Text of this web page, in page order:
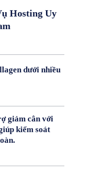
Hosting Uy
dưới nhiều
giảm cân với
kiểm soát